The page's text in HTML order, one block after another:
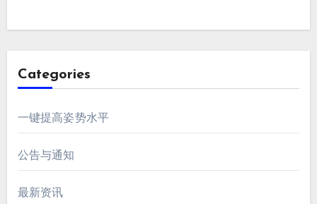
Categories
一键提高姿势水平
公告与通知
最新资讯